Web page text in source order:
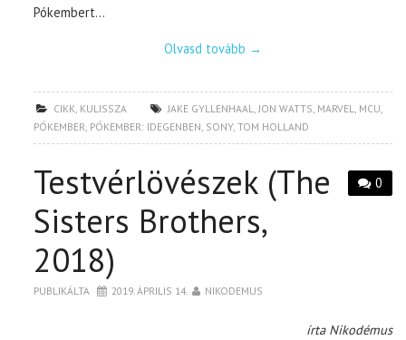
Pókembert…
Olvasd tovább →
CIKK, KULISSZA JAKE GYLLENHAAL,JON WATTS, MARVEL, MCU,
PÓKEMBER, PÓKEMBER: IDEGENBEN, SONY,TOM HOLLAND
0
Testvérlövészek (The
Sisters Brothers,
2018)
PUBLIKÁLTA 2019. ÁPRILIS 14. NIKODEMUS
írta Nikodémus